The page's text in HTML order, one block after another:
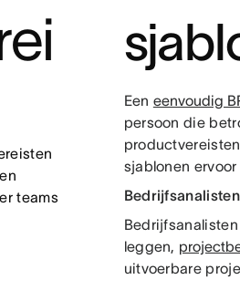
teams
Een eenvoudig
persoon die
sjablonen
Bedrijfsanalisten
leggen,
uitvoerbare